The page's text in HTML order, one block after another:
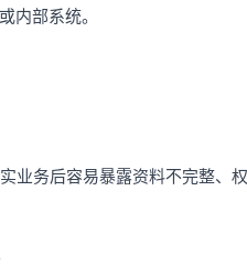
内部系统。
业务后容易暴露资料不完整、